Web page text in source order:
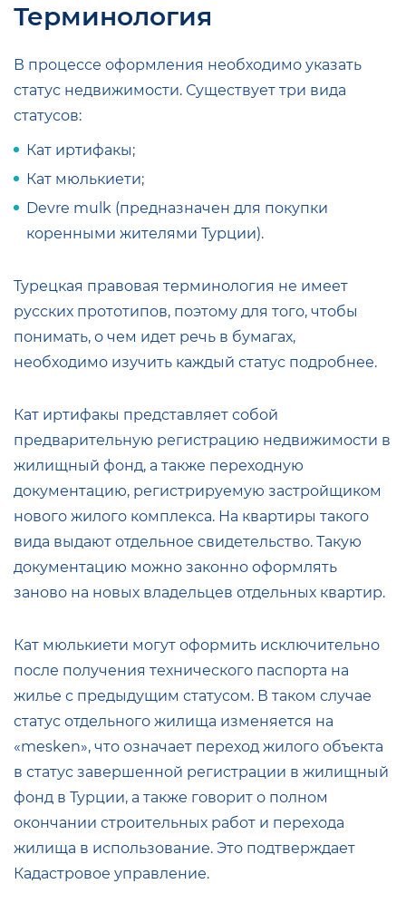
Терминология
В процессе оформления необходимо указать
статус недвижимости. Существует три вида
статусов:
Кат иртифакы;
Кат мюлькиети;
Devre mulk (предназначен для покупки
коренными жителями Турции).
Турецкая правовая терминология не имеет
русских прототипов, поэтому для того, чтобы
понимать, о чем идет речь в бумагах,
необходимо изучить каждый статус подробнее.
Кат иртифакы представляет собой
предварительную регистрацию недвижимости в
жилищный фонд, а также переходную
документацию, регистрируемую застройщиком
нового жилого комплекса. На квартиры такого
вида выдают отдельное свидетельство. Такую
документацию можно законно оформлять
заново на новых владельцев отдельных квартир.
Кат мюлькиети могут оформить исключительно
после получения технического паспорта на
жилье с предыдущим статусом. В таком случае
статус отдельного жилища изменяется на
«mesken», что означает переход жилого объекта
в статус завершенной регистрации в жилищный
фонд в Турции, а также говорит о полном
окончании строительных работ и перехода
жилища в использование. Это подтверждает
Кадастровое управление.